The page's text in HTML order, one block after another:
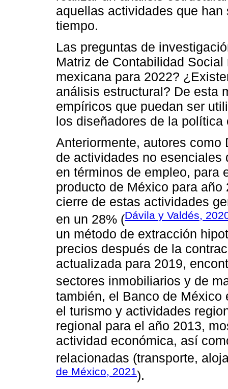
aquellas actividades que
tiempo.
Las preguntas de
Matriz de Contabilidad
mexicana para 2022?
análisis estructural? De esta
empíricos que puedan ser
los diseñadores de la
Anteriormente, autores
de actividades no esenciales
en términos de empleo, para
producto de México para
cierre de estas actividades
en un 28% (Dávila y Valdés,
un método de extracción
precios después de la
actualizada para 2019,
sectores inmobiliarios y de
también, el Banco de
el turismo y actividades
regional para el año 2013,
actividad económica, así
relacionadas (transporte,
de México, 2021).